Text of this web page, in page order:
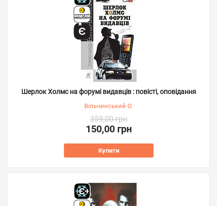
Шерлок Холмс на форумі видавців : повісті, оповідання
Вільчинський О.
359,00 грн
150,00 грн
Купити